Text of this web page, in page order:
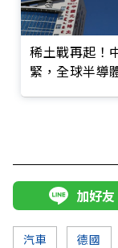
稀土戰再起！
緊，全球半導
加好友
汽車 德國